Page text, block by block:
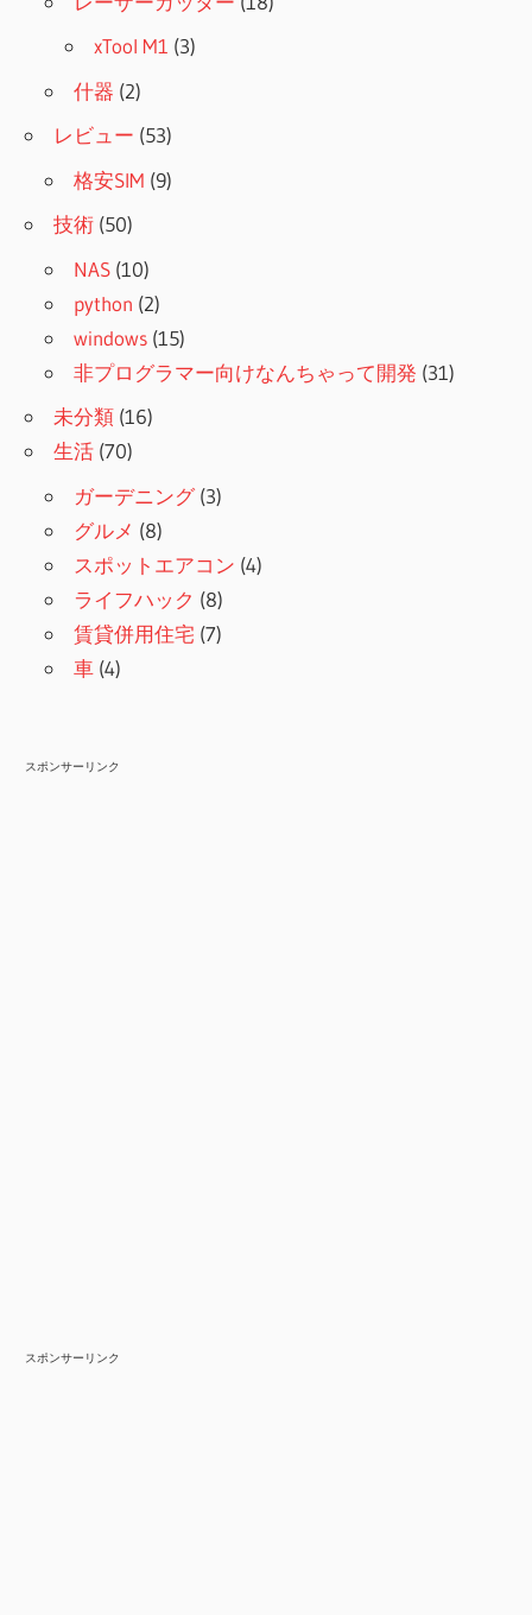
xTool M1 (3)
什器 (2)
レビュー (53)
格安SIM (9)
技術 (50)
NAS (10)
python (2)
windows (15)
非プログラマー向けなんちゃって開発 (31)
未分類 (16)
生活 (70)
ガーデニング(3)
グルメ (8)
スポットエアコン (4)
ライフハック (8)
賃貸併用住宅 (7)
車 (4)
スポンサーリンク
スポンサーリンク